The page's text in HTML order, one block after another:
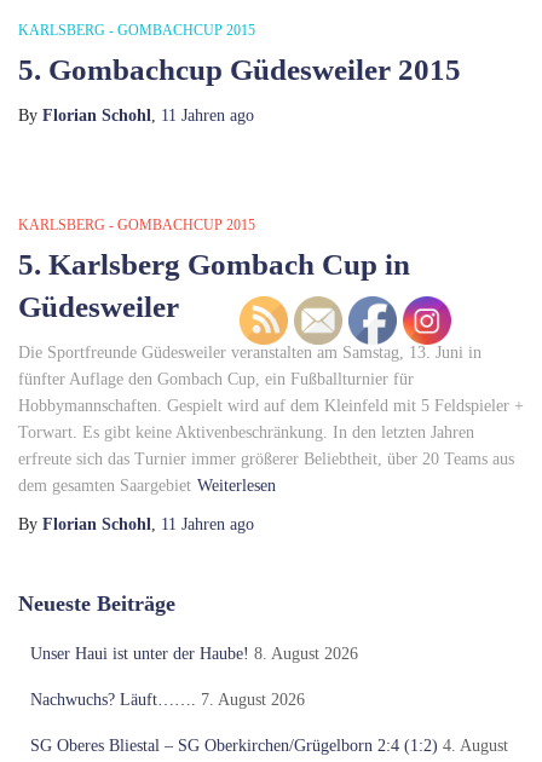
KARLSBERG - GOMBACHCUP 2015
5. Gombachcup Güdesweiler 2015
By Florian Schohl, 11 Jahren ago
KARLSBERG - GOMBACHCUP 2015
5. Karlsberg Gombach Cup in
Güdesweiler
Die Sportfreunde Güdesweiler veranstalten am Samstag, 13. Juni in
fünfter Auflage den Gombach Cup, ein Fußballturnier für
Hobbymannschaften. Gespielt wird auf dem Kleinfeld mit 5 Feldspieler +
Torwart. Es gibt keine Aktivenbeschränkung. In den letzten Jahren
erfreute sich das Turnier immer größerer Beliebtheit, über 20 Teams aus
dem gesamten Saargebiet Weiterlesen
By Florian Schohl, 11 Jahren ago
Neueste Beiträge
Unser Haui ist unter der Haube! 8. August 2026
Nachwuchs? Läuft……. 7. August 2026
SG Oberes Bliestal – SG Oberkirchen/Grügelborn 2:4 (1:2) 4. August